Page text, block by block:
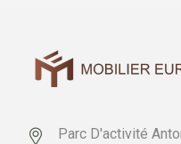
Parc D'activité